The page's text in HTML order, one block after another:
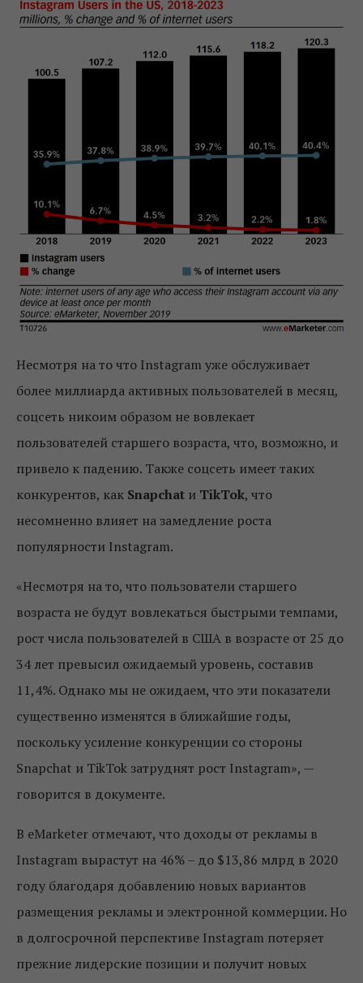
Несмотря на то что Instagram уже обслуживает
более миллиарда активных пользователей в месяц,
соцсеть никоим образом не вовлекает
пользователей старшего возраста, что, возможно, и
привело к падению. Также соцсеть имеет таких
конкурентов, как Snapchat и TikTok, что
несомненно влияет на замедление роста
популярности Instagram.
«Несмотря на то, что пользователи старшего
возраста не будут вовлекаться быстрыми темпами,
рост числа пользователей в США в возрасте от 25 до
34 лет превысил ожидаемый уровень, составив
11,4%. Однако мы не ожидаем, что эти показатели
существенно изменятся в ближайшие годы,
поскольку усиление конкуренции со стороны
Snapchat и TikTok затруднят рост Instagram», —
говорится в документе.
В eMarketer отмечают, что доходы от рекламы в
Instagram вырастут на 46% – до $13,86 млрд в 2020
году благодаря добавлению новых вариантов
размещения рекламы и электронной коммерции. Но
в долгосрочной перспективе Instagram потеряет
прежние лидерские позиции и получит новых